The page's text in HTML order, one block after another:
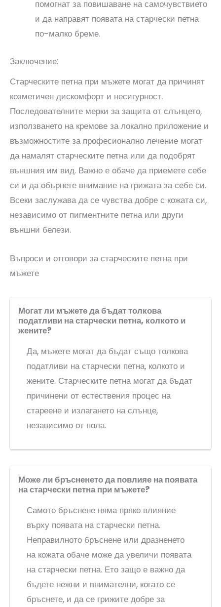
помогнат за повишаване на самочувствието
и да направят появата на старчески петна
по-малко бреме.
Заключение:
Старческите петна при мъжете могат да причинят
козметичен дискомфорт и несигурност.
Последователните мерки за защита от слънцето,
използването на кремове за локално приложение и
възможностите за професионално лечение могат
да намалят старческите петна или да подобрят
външния им вид. Важно е обаче да приемете себе
си и да обърнете внимание на грижата за себе си.
Всеки заслужава да се чувства добре с кожата си,
независимо от пигментните петна или други
външни белези.
Въпроси и отговори за старческите петна при
мъжете
Могат ли мъжете да бъдат толкова
податливи на старчески петна, колкото и
жените?
Да, мъжете могат да бъдат също толкова
податливи на старчески петна, колкото и
жените. Старческите петна могат да бъдат
причинени от естествения процес на
стареене и излагането на слънце,
независимо от пола.
Може ли бръсненето да повлияе на появата
на старчески петна при мъжете?
Самото бръснене няма пряко влияние
върху появата на старчески петна.
Неправилното бръснене или дразненето
на кожата обаче може да увеличи появата
на старчески петна. Ето защо е важно да
бъдете нежни и внимателни, когато се
бръснете, и да се грижите добре за